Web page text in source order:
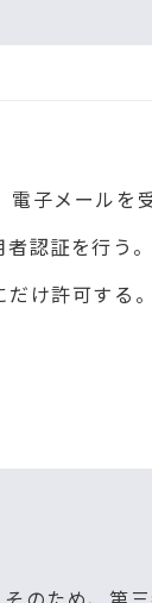
子メールを受
認証を行う。
け許可する。